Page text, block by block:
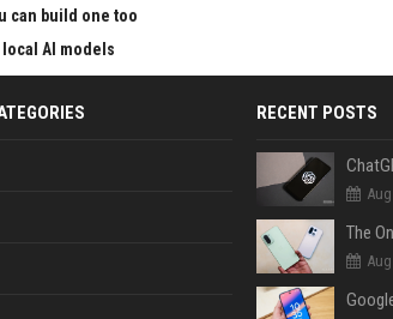
can build one too
AI models
RECENT POSTS